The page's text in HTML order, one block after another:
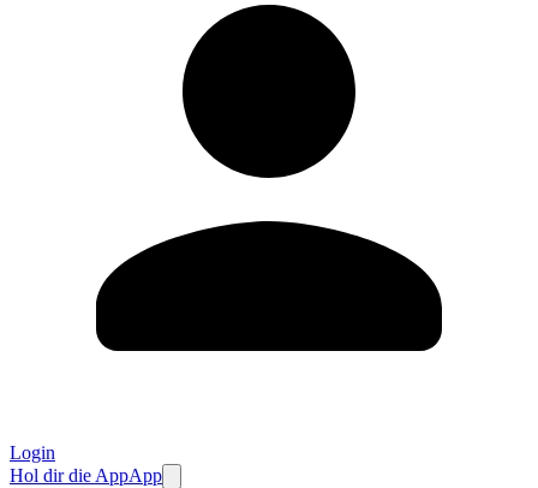
Login
Hol dir die AppApp